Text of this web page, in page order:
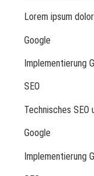
Lorem ipsum
Google
Implementierung
SEO
Technisches SEO
Google
Implementierung